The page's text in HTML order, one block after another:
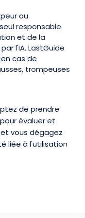
ou
responsable
et de la
l'IA. LastGuide
cas de
trompeuses
de prendre
évaluer et
vous dégagez
liée à l'utilisation